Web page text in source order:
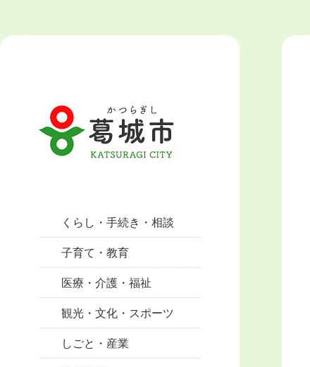
くらし・手続き・相談
子育て・教育
医療・介護・福祉
観光・文化・スポーツ
しごと・産業